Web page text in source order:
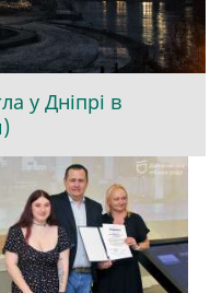
у Дніпрі в